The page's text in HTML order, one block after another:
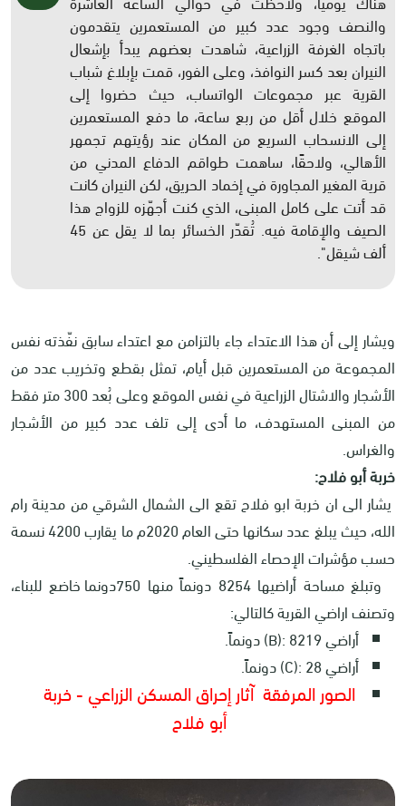
والنصف وجود عدد كبير من المستعمرين يتقدمون
باتجاه الغرفة الزراعية، شاهدت بعضهم يبدأ بإشعال
النيران بعد كسر النوافذ، وعلى الفور، قمت بإبلاغ شباب
القرية عبر مجموعات الواتساب، حيث حضروا إلى
الموقع خلال أقل من ربع ساعة، ما دفع المستعمرين
إلى الانسحاب السريع من المكان عند رؤيتهم تجمهر
الأهالي، ولاحقًا، ساهمت طواقم الدفاع المدني من
قرية المغير المجاورة في إخماد الحريق، لكن النيران كانت
قد أتت على كامل المبنى، الذي كنت أجهّزه للزواج هذا
الصيف والإقامة فيه. تُقدّر الخسائر بما لا يقل عن 45
ألف شيقل".
ويشار إلى أن هذا الاعتداء جاء بالتزامن مع اعتداء سابق نفّذته نفس
المجموعة من المستعمرين قبل أيام، تمثل بقطع وتخريب عدد من
الأشجار والاشتال الزراعية في نفس الموقع وعلى بُعد 300 متر فقط
من المبنى المستهدف، ما أدى إلى تلف عدد كبير من الأشجار
والغراس.
خربة أبو فلاح:
يشار الى ان خربة ابو فلاح تقع الى الشمال الشرقي من مدينة رام
الله، حيث يبلغ عدد سكانها حتى العام 2020م ما يقارب 4200 نسمة
حسب مؤشرات الإحصاء الفلسطيني.
وتبلغ مساحة أراضيها 8254 دونماً منها 750دونما خاضع للبناء،
وتصنف اراضي القرية كالتالي:
أراضي(B): 8219دونماً.
أراضي(C): 28دونماً.
الصور المرفقة آثار إحراق المسكن الزراعي - خربة
أبو فلاح